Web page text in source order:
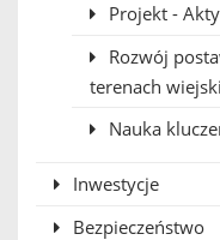
Projekt -
Rozwój
terenach
Nauka
Inwestycje
Bezpieczeństwo